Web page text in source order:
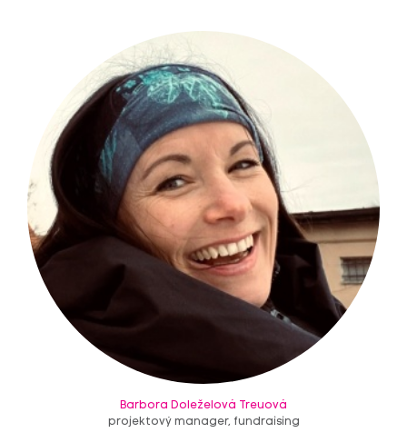
Barbora Doleželová Treuová
projektový manager, fundraising